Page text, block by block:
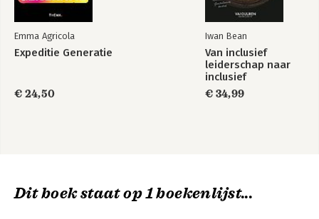
Strategisch en beleidsmatig aan de slag 223
Levens- en beroepsfasemanagement 237
Congruentie in beloftes, beleid én gedrag 240
Bronnen 247
Emma Agricola
Expeditie Generatie
€ 24,50
Iwan Bean
Van inclusief
leiderschap naar
inclusief
meesterschap
€ 34,99
Dit boek staat op 1 boekenlijst...